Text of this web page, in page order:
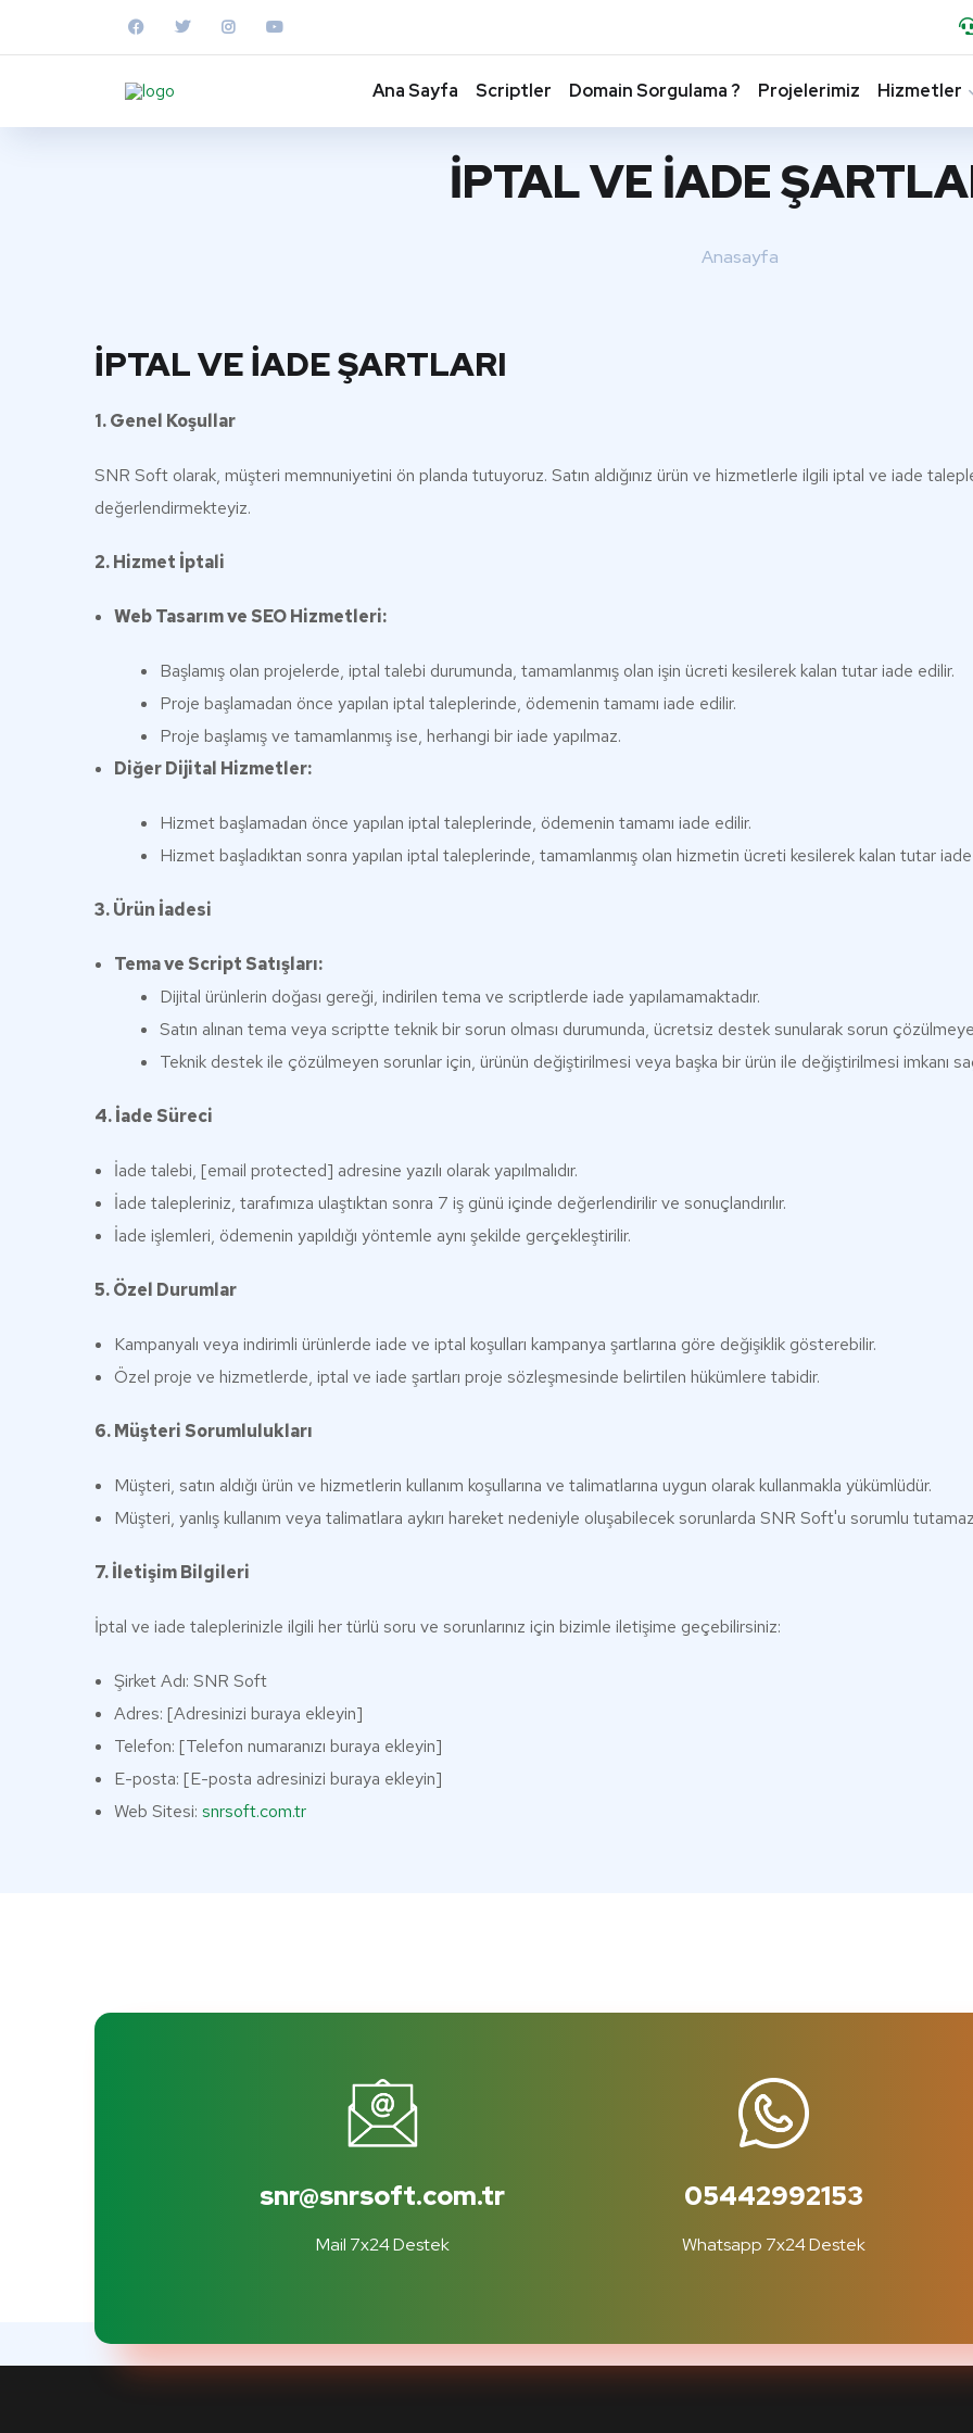
Ana Sayfa Scriptler Domain Sorgulama ? Projelerimiz Hizmetler
İPTAL VE İADE
Anasayfa
İPTAL VE İADE ŞARTLARI
1. Genel Koşullar
SNR Soft olarak, müşteri memnuniyetini ön planda tutuyoruz. Satın aldığınız ürün ve hizmetlerle ilgili iptal ve iade
değerlendirmekteyiz.
2. Hizmet İptali
Web Tasarım ve SEO Hizmetleri:
Başlamış olan projelerde, iptal talebi durumunda, tamamlanmış olan işin ücreti kesilerek kalan tutar iade edilir.
Proje başlamadan önce yapılan iptal taleplerinde, ödemenin tamamı iade edilir.
Proje başlamış ve tamamlanmış ise, herhangi bir iade yapılmaz.
Diğer Dijital Hizmetler:
Hizmet başlamadan önce yapılan iptal taleplerinde, ödemenin tamamı iade edilir.
Hizmet başladıktan sonra yapılan iptal taleplerinde, tamamlanmış olan hizmetin ücreti kesilerek kalan tutar
3. Ürün İadesi
Tema ve Script Satışları:
Dijital ürünlerin doğası gereği, indirilen tema ve scriptlerde iade yapılamamaktadır.
Satın alınan tema veya scriptte teknik bir sorun olması durumunda, ücretsiz destek sunularak sorun çözülmeye
Teknik destek ile çözülmeyen sorunlar için, ürünün değiştirilmesi veya başka bir ürün ile değiştirilmesi imkanı
4. İade Süreci
İade talebi, [email protected] adresine yazılı olarak yapılmalıdır.
İade talepleriniz, tarafımıza ulaştıktan sonra 7 iş günü içinde değerlendirilir ve sonuçlandırılır.
İade işlemleri, ödemenin yapıldığı yöntemle aynı şekilde gerçekleştirilir.
5. Özel Durumlar
Kampanyalı veya indirimli ürünlerde iade ve iptal koşulları kampanya şartlarına göre değişiklik gösterebilir.
Özel proje ve hizmetlerde, iptal ve iade şartları proje sözleşmesinde belirtilen hükümlere tabidir.
6. Müşteri Sorumlulukları
Müşteri, satın aldığı ürün ve hizmetlerin kullanım koşullarına ve talimatlarına uygun olarak kullanmakla yükümlüdür.
Müşteri, yanlış kullanım veya talimatlara aykırı hareket nedeniyle oluşabilecek sorunlarda SNR Soft'u sorumlu
7. İletişim Bilgileri
İptal ve iade taleplerinizle ilgili her türlü soru ve sorunlarınız için bizimle iletişime geçebilirsiniz:
Şirket Adı: SNR Soft
Adres: [Adresinizi buraya ekleyin]
Telefon: [Telefon numaranızı buraya ekleyin]
E-posta: [E-posta adresinizi buraya ekleyin]
Web Sitesi: snrsoft.com.tr
snr@snrsoft.com.tr
Mail 7x24 Destek
05442992153
Whatsapp 7x24 Destek